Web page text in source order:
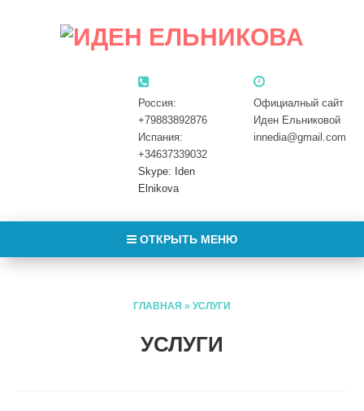
Официалный сайт
Иден Ельниковой
innedia@gmail.com
Россия:
+79883892876
Испания:
+34637339032
Skype: Iden
Elnikova
ОТКРЫТЬ МЕНЮ
ГЛАВНАЯ » УСЛУГИ
УСЛУГИ